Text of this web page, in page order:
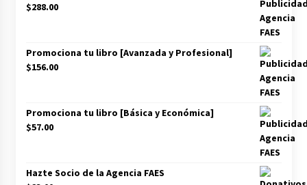
$288.00
Promociona tu libro [Avanzada y Profesional]
$156.00
Promociona tu libro [Básica y Económica]
$57.00
Hazte Socio de la Agencia FAES